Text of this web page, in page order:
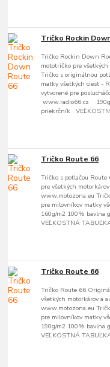
Tričko Rockin
Tričko Rockin Down
mototričko pre
Tričko s originálnou
matky všetkých ciest -
vytvorené pre
www.radio66.cz
priekrčník
Tričko Route 66
Tričko s potlačou
pre všetkých
www.motozona.eu
pre milovníkov matky
160g/m2 100% bavlna
VEĽKOSTNÁ
Tričko Route 66
Tričko Route 66
všetkých motorkárov a
www.motozona.eu
pre milovníkov matky
190g/m2 100% bavlna
VEĽKOSTNÁ